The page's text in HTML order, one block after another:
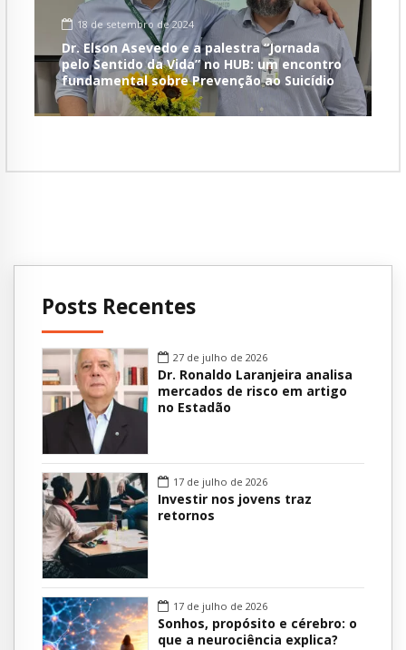
18 de setembro de 2024
Dr. Elson Asevedo e a palestra “Jornada
pelo Sentido da Vida” no HUB: um encontro
fundamental sobre Prevenção ao Suicídio
Posts Recentes
27 de julho de 2026
Dr. Ronaldo Laranjeira analisa
mercados de risco em artigo
no Estadão
17 de julho de 2026
Investir nos jovens traz
retornos
17 de julho de 2026
Sonhos, propósito e cérebro: o
que a neurociência explica?